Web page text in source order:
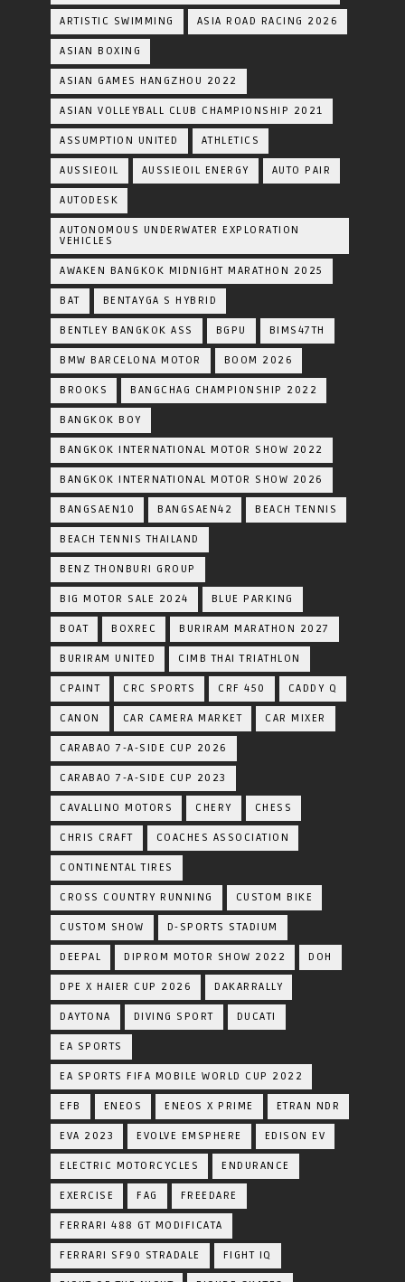
ARTISTIC SWIMMING ASIA ROAD RACING 2026
ASIAN BOXING
ASIAN GAMES HANGZHOU 2022
ASIAN VOLLEYBALL CLUB CHAMPIONSHIP 2021
ASSUMPTION UNITED ATHLETICS
AUSSIEOIL AUSSIEOIL ENERGY AUTO PAIR
AUTODESK
AUTONOMOUS UNDERWATER EXPLORATION
VEHICLES
AWAKEN BANGKOK MIDNIGHT MARATHON 2025
BAT BENTAYGA S HYBRID
BENTLEY BANGKOK ASS BGPU BIMS47TH
BMW BARCELONA MOTOR BOOM 2026
BROOKS BANGCHAG CHAMPIONSHIP 2022
BANGKOK BOY
BANGKOK INTERNATIONAL MOTOR SHOW 2022
BANGKOK INTERNATIONAL MOTOR SHOW 2026
BANGSAEN10 BANGSAEN42 BEACH TENNIS
BEACH TENNIS THAILAND
BENZ THONBURI GROUP
BIG MOTOR SALE 2024 BLUE PARKING
BOAT BOXREC BURIRAM MARATHON 2027
BURIRAM UNITED CIMB THAI TRIATHLON
CPAINT CRC SPORTS CRF 450 CADDY Q
CANON CAR CAMERA MARKET CAR MIXER
CARABAO 7-A-SIDE CUP 2026
CARABAO 7-A-SIDE CUP 2023
CAVALLINO MOTORS CHERY CHESS
CHRIS CRAFT COACHES ASSOCIATION
CONTINENTAL TIRES
CROSS COUNTRY RUNNING CUSTOM BIKE
CUSTOM SHOW D-SPORTS STADIUM
DEEPAL DIPROM MOTOR SHOW 2022 DOH
DPE X HAIER CUP 2026 DAKARRALLY
DAYTONA DIVING SPORT DUCATI
EA SPORTS
EA SPORTS FIFA MOBILE WORLD CUP 2022
EFB ENEOS ENEOS X PRIME ETRAN NDR
EVA 2023 EVOLVE EMSPHERE EDISON EV
ELECTRIC MOTORCYCLES ENDURANCE
EXERCISE FAG FREEDARE
FERRARI 488 GT MODIFICATA
FERRARI SF90 STRADALE FIGHT IQ